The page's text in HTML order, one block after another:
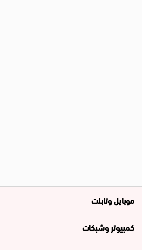
موبايل وتابلت
كمبيوتر وشبكات